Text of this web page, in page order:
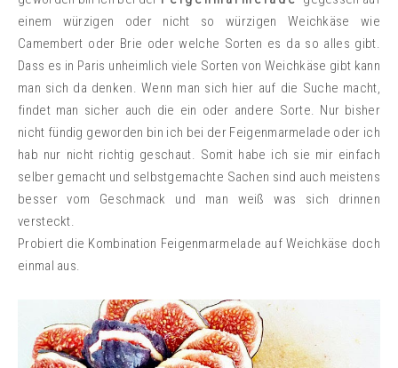
einem würzigen oder nicht so würzigen Weichkäse wie
Camembert oder Brie oder welche Sorten es da so alles gibt.
Dass es in Paris unheimlich viele Sorten von Weichkäse gibt kann
man sich da denken. Wenn man sich hier auf die Suche macht,
findet man sicher auch die ein oder andere Sorte. Nur bisher
nicht fündig geworden bin ich bei der Feigenmarmelade oder ich
hab nur nicht richtig geschaut. Somit habe ich sie mir einfach
selber gemacht und selbstgemachte Sachen sind auch meistens
besser vom Geschmack und man weiß was sich drinnen
versteckt.
Probiert die Kombination Feigenmarmelade auf Weichkäse doch
einmal aus.